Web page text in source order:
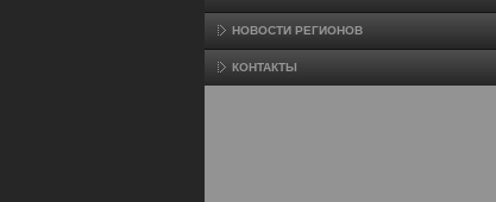
НОВОСТИ РЕГИОНОВ
КОНТАКТЫ